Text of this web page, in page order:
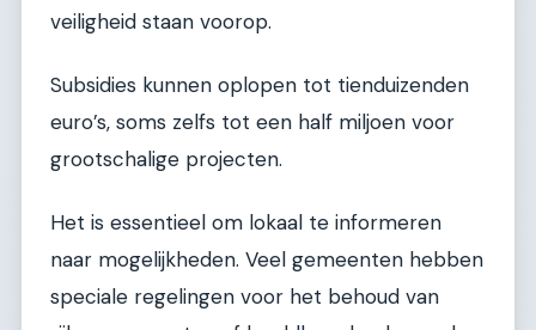
veiligheid staan voorop.
Subsidies kunnen oplopen tot tienduizenden
euro’s, soms zelfs tot een half miljoen voor
grootschalige projecten.
Het is essentieel om lokaal te informeren
naar mogelijkheden. Veel gemeenten hebben
speciale regelingen voor het behoud van